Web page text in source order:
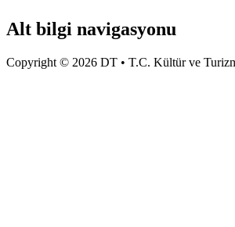
Alt bilgi navigasyonu
Copyright © 2026 DT • T.C. Kültür ve Turizm